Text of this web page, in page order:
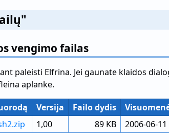
vengimo failas
paleisti Elfrina. Jei gaunate klaidos
aplanke.
Versija Failo dydis
1,00 89 KB 2006-06-11